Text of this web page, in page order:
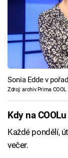
Sonia Edde v
Zdroj: archiv Prima COOL
Kdy na
Každé pondělí,
večer.